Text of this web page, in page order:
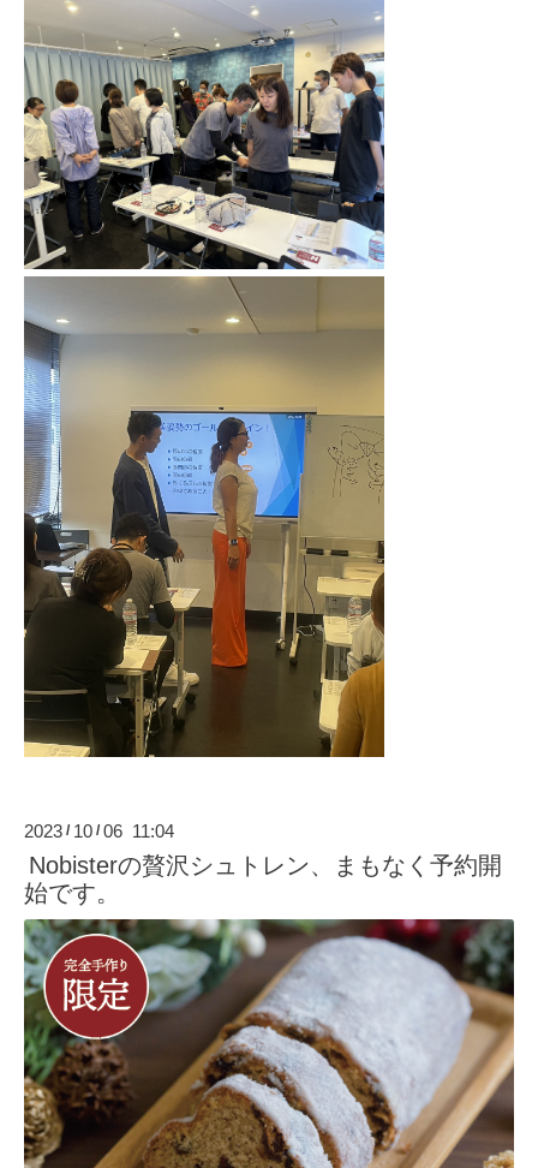
2023 / 10 /06 11:04
Nobisterの贅沢シュトレン、まもなく予約開
始です。